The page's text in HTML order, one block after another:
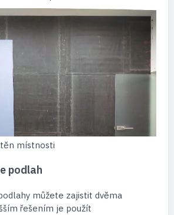
místnosti
podlah
můžete zajistit dvěma
řešením je použít